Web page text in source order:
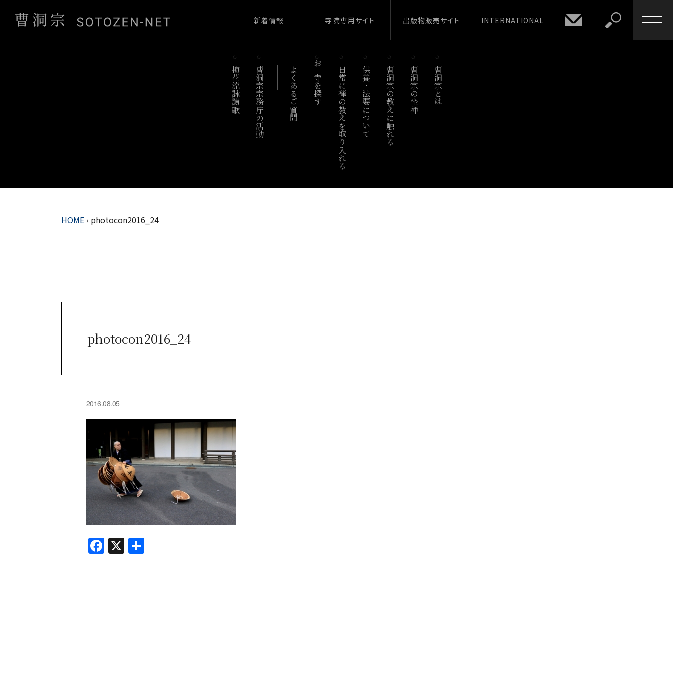
新着情報 寺院専用サイト 出版物販売サイト INTERNATIONAL
梅花流詠讃歌 曹洞宗宗務庁の活動 よくあるご質問 お寺を探す 日常に禅の教えを取り入れる 供養・法要について 曹洞宗の教えに触れる 曹洞宗の坐禅 曹洞宗とは
HOME › photocon2016_24
photocon2016_24
2016.08.05
F
a
X